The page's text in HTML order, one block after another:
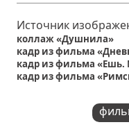
Источник
коллаж «Душнила»
кадр из фильма
кадр из фильма
кадр из фильма